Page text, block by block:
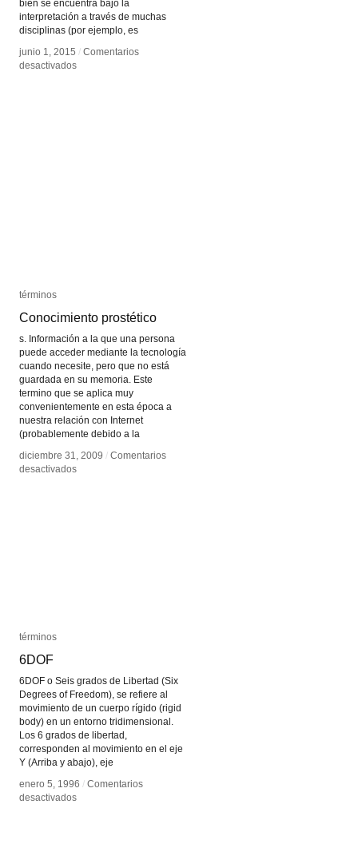
bien se encuentra bajo la
interpretación a través de muchas
disciplinas (por ejemplo, es
junio 1, 2015 / Comentarios
desactivadosen
junio 1, 2015 / Comentarios
desactivadosen
términos
Conocimiento prostético
s. Información a la que una persona
puede acceder mediante la tecnología
cuando necesite, pero que no está
guardada en su memoria. Este
termino que se aplica muy
convenientemente en esta época a
nuestra relación con Internet
(probablemente debido a la
diciembre 31, 2009 / Comentarios
desactivadosen
términos
Conocimiento prostético
diciembre 31, 2009 / Comentarios
desactivadosen
términos
6DOF
6DOF o Seis grados de Libertad (Six
Degrees of Freedom), se refiere al
movimiento de un cuerpo rígido (rigid
body) en un entorno tridimensional.
Los 6 grados de libertad,
corresponden al movimiento en el eje
Y (Arriba y abajo), eje
enero 5, 1996 / Comentarios
desactivadosen
términos
6DOF
enero 5, 1996 / Comentarios
desactivadosen